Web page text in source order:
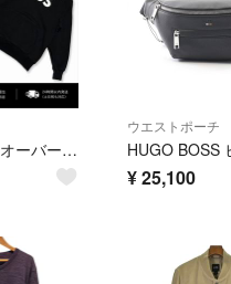
HUGO BOSS オーバーサイズ パーカー 黒 S L相当 綿100% メンズ
ウエストポーチ
¥25,100